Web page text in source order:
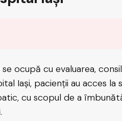
ocupă cu evaluarea,
Iași, pacienții au acces
cu scopul de a